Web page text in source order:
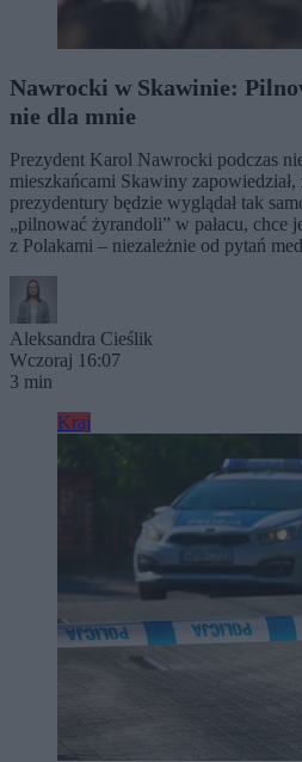
Nawrocki w Skawinie:
nie dla mnie
Prezydent Karol Nawrocki podczas
mieszkańcami Skawiny
prezydentury będzie wyglądał tak
„pilnować żyrandoli” w pałacu, chce
z Polakami – niezależnie od pytań
Aleksandra Cieślik
Wczoraj 16:07
3 min
Kraj